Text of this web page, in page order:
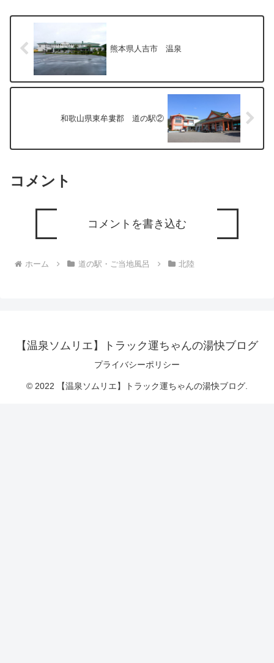
熊本県人吉市 温泉
和歌山県東牟婁郡 道の駅②
コメント
コメントを書き込む
ホーム 道の駅・ご当地風呂 北陸
【温泉ソムリエ】トラック運ちゃんの湯快ブログ
プライバシーポリシー
© 2022 【温泉ソムリエ】トラック運ちゃんの湯快ブログ.